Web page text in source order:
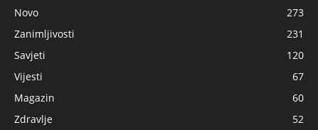
Novo
273
Zanimljivosti
231
Savjeti
120
Vijesti
67
Magazin
60
Zdravlje
52